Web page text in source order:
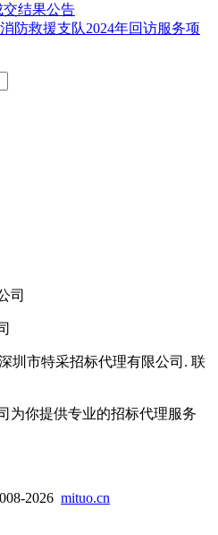
结果公告
防救援支队2024年回访服务项
圳市特采招标代理有限公司. 联
为你提供专业的招标代理服务
2026 mituo.cn